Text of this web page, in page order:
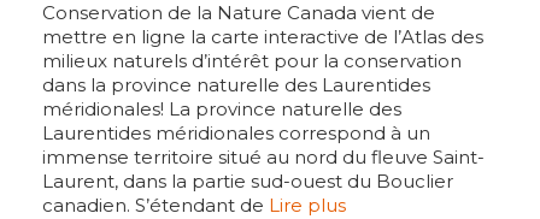
Conservation de la Nature Canada vient de
mettre en ligne la carte interactive de l’Atlas des
milieux naturels d’intérêt pour la conservation
dans la province naturelle des Laurentides
méridionales! La province naturelle des
Laurentides méridionales correspond à un
immense territoire situé au nord du fleuve Saint-
Laurent, dans la partie sud-ouest du Bouclier
canadien. S’étendant de Lire plus